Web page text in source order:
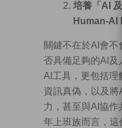
培養「AI
Human-AI
關鍵不在於AI會不
否具備足夠的AI及
AI工具，更包括理
資訊真偽，以及將
力，甚至與AI協作
年上班族而言，